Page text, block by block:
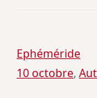
Ephéméride
10 octobre,